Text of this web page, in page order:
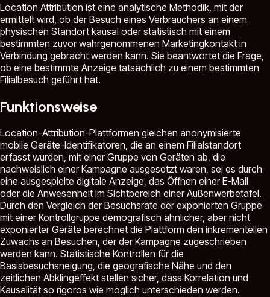
Location Attribution ist eine analytische Methodik, mit der
ermittelt wird, ob der Besuch eines Verbrauchers an einem
physischen Standort kausal oder statistisch mit einem
bestimmten zuvor wahrgenommenen Marketingkontakt in
Verbindung gebracht werden kann. Sie beantwortet die Frage,
ob eine bestimmte Anzeige tatsächlich zu einem bestimmten
Filialbesuch geführt hat.
Funktionsweise
Location-Attribution-Plattformen gleichen anonymisierte
mobile Geräte-Identifikatoren, die an einem Filialstandort
erfasst wurden, mit einer Gruppe von Geräten ab, die
nachweislich einer Kampagne ausgesetzt waren, sei es durch
eine ausgespielte digitale Anzeige, das Öffnen einer E-Mail
oder die Anwesenheit im Sichtbereich einer Außenwerbetafel.
Durch den Vergleich der Besuchsrate der exponierten Gruppe
mit einer Kontrollgruppe demografisch ähnlicher, aber nicht
exponierter Geräte berechnet die Plattform den inkrementellen
Zuwachs an Besuchen, der der Kampagne zugeschrieben
werden kann. Statistische Kontrollen für die
Basisbesuchsneigung, die geografische Nähe und den
zeitlichen Abklingeffekt stellen sicher, dass Korrelation und
Kausalität so rigoros wie möglich unterschieden werden.